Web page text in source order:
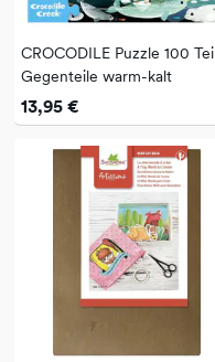
CROCODILE Puzzle 100
Gegenteile warm-kalt
13,95 €